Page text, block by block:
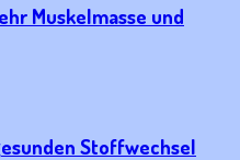
Muskelmasse und
Stoffwechsel